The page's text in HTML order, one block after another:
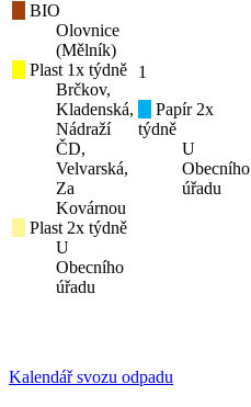
BIO
Olovnice
(Mělník)
Plast 1x týdně
Brčkov,
Kladenská,
Nádraží
ČD,
Velvarská,
Za
Kovárnou
Plast 2x týdně
U
Obecního
úřadu
1
Papír 2x
týdně
U
Obecního
úřadu
Kalendář svozu odpadu